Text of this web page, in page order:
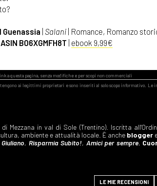
Salani| Romance, Romanzo
ASIN B06XGMFH8T ebook 9,99€
Mezzana in val di Sole (Trentino). Iscritta
ambiente e attualità locale. È anche blogger
, Risparmia Subito!, Amici per sempre,
LE MIE RECENSIONI